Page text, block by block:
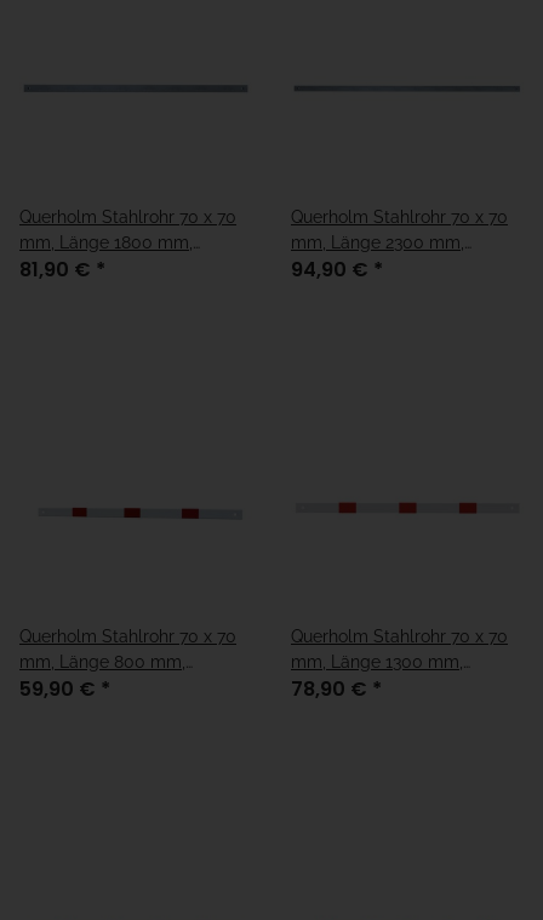
Querholm Stahlrohr 70 x 70
mm, Länge 1800 mm,
verzinkt
81,90 € *
Querholm Stahlrohr 70 x 70
mm, Länge 2300 mm,
verzinkt
94,90 € *
Querholm Stahlrohr 70 x 70
mm, Länge 800 mm,
weiß/rot
59,90 € *
Querholm Stahlrohr 70 x 70
mm, Länge 1300 mm,
weiß/rot
78,90 € *